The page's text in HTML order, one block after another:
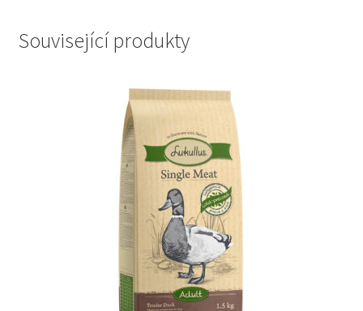
Související produkty